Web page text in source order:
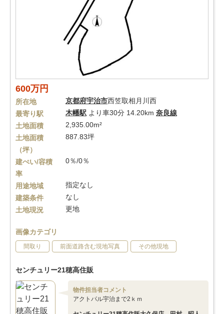
600万円
所在地 京都府宇治市西笠取相月川西
最寄り駅
木幡駅 より車30分 14.20km 奈良線
土地面積
2,935.00m²
土地面積
（坪）
887.83坪
建ぺい/容積
率
0％/0％
用途地域
指定なし
建築条件
なし
土地現況
更地
画像カテゴリ
間取り 前面道路含む現地写真 その他現地
センチュリー21穂高住販
物件担当者コメント
アクトパル宇治まで2ｋｍ